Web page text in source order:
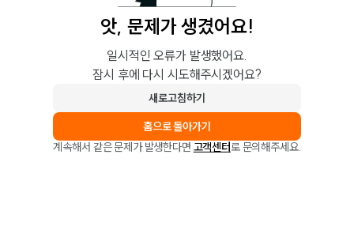
앗, 문제가 생겼어요!
일시적인 오류가 발생했어요.
잠시 후에 다시 시도해주시겠어요?
새로고침하기
홈으로 돌아가기
계속해서 같은 문제가 발생한다면 고객센터로 문의해주세요.